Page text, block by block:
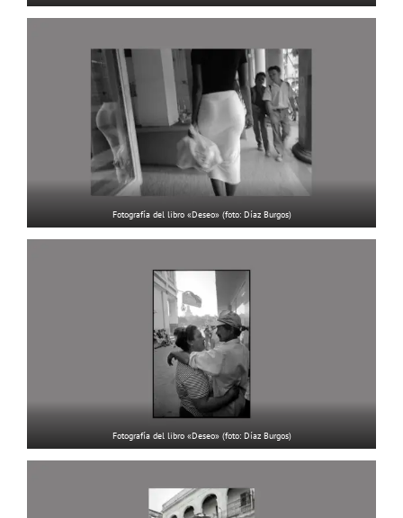
Fotografía del libro «Deseo» (foto: Díaz Burgos)
Fotografía del libro «Deseo» (foto: Díaz Burgos)